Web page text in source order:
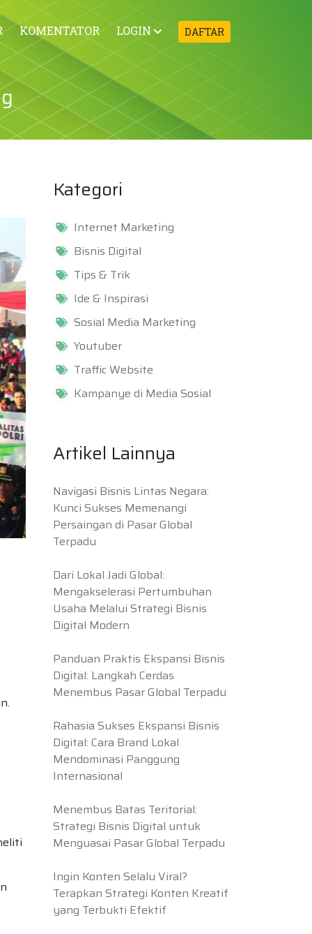
KOMENTATOR LOGIN DAFTAR
Kategori
Internet Marketing
Bisnis Digital
Tips & Trik
Ide & Inspirasi
Sosial Media Marketing
Youtuber
Traffic Website
Kampanye di Media Sosial
Artikel Lainnya
Navigasi Bisnis Lintas Negara:
Kunci Sukses Memenangi
Persaingan di Pasar Global
Terpadu
Dari Lokal Jadi Global:
Mengakselerasi Pertumbuhan
Usaha Melalui Strategi Bisnis
Digital Modern
Panduan Praktis Ekspansi Bisnis
Digital: Langkah Cerdas
Menembus Pasar Global Terpadu
Rahasia Sukses Ekspansi Bisnis
Digital: Cara Brand Lokal
Mendominasi Panggung
Internasional
Menembus Batas Teritorial:
Strategi Bisnis Digital untuk
Menguasai Pasar Global Terpadu
Ingin Konten Selalu Viral?
Terapkan Strategi Konten Kreatif
yang Terbukti Efektif